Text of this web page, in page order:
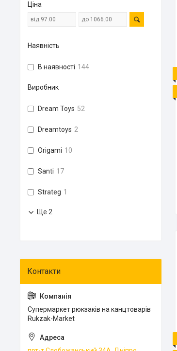
Ціна
Наявність
В наявності 144
Виробник
Dream Toys 52
Dreamtoys 2
Origami 10
Santi 17
Strateg 1
Ще 2
Супермаркет рюкзаків на канцтоварів
Rukzak-Market